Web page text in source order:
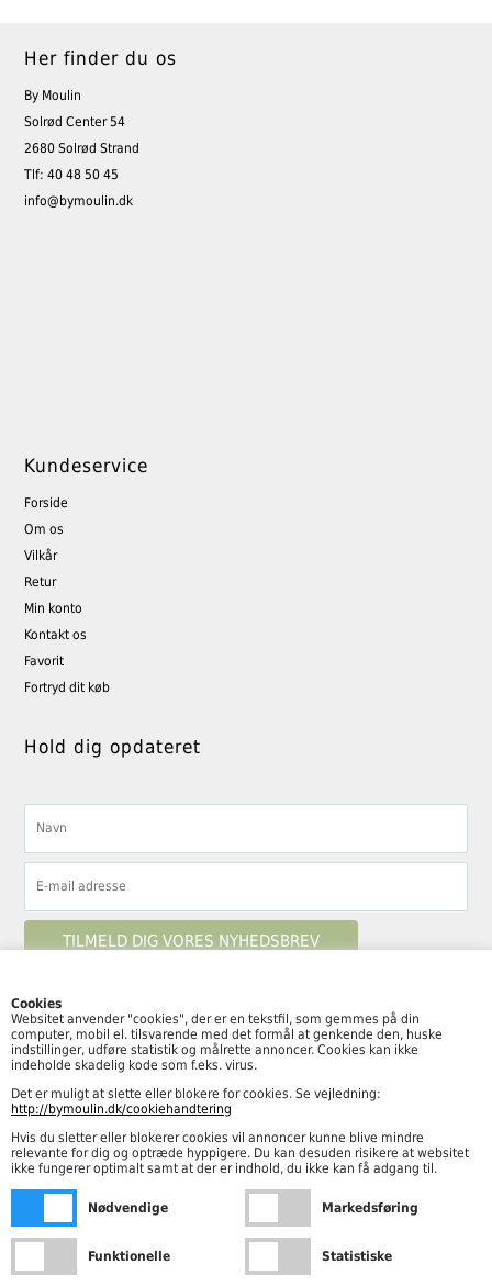
Cookies
Websitet anvender "cookies", der er en tekstfil, som gemmes på din
computer, mobil el. tilsvarende med det formål at genkende den, huske
indstillinger, udføre statistik og målrette annoncer. Cookies kan ikke
indeholde skadelig kode som f.eks. virus.
Det er muligt at slette eller blokere for cookies. Se vejledning:
http://bymoulin.dk/cookiehandtering
Hvis du sletter eller blokerer cookies vil annoncer kunne blive mindre
relevante for dig og optræde hyppigere. Du kan desuden risikere at websitet
ikke fungerer optimalt samt at der er indhold, du ikke kan få adgang til.
Nødvendige Markedsføring
Funktionelle Statistiske
Her finder du os
By Moulin
Solrød Center 54
2680 Solrød Strand
Tlf: 40 48 50 45
info@bymoulin.dk
Kundeservice
Forside
Om os
Vilkår
Retur
Min konto
Kontakt os
Favorit
Fortryd dit køb
Hold dig opdateret
Følg By Moulin her
Åbningstider
Mandag – fredag kl. 10.00-18.00
Lørdag kl. 10.00-15.00